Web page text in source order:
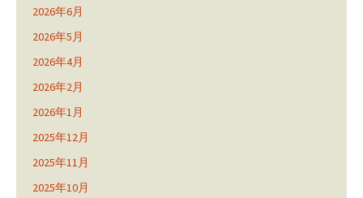
2026年6月
2026年5月
2026年4月
2026年2月
2026年1月
2025年12月
2025年11月
2025年10月